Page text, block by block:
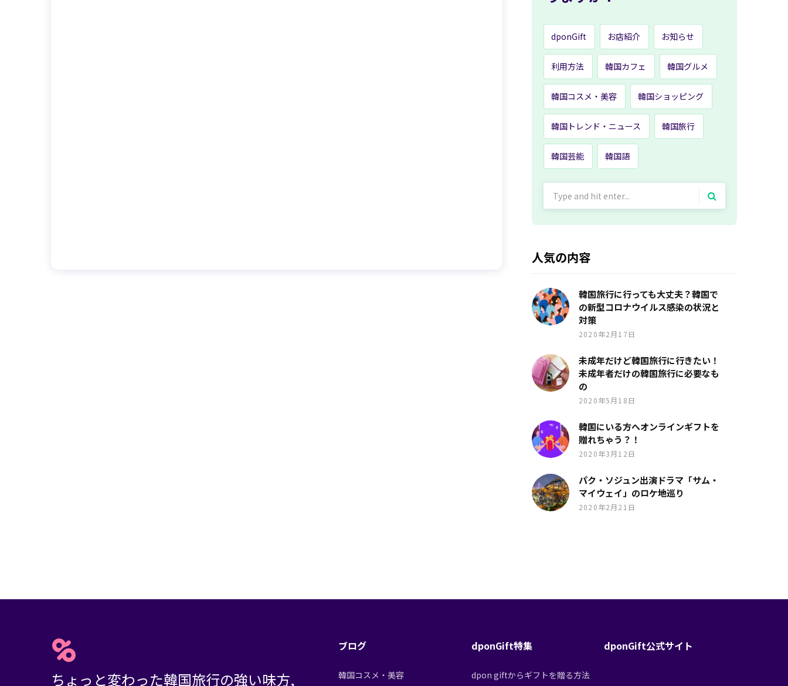
dponGift お店紹介 お知らせ
利用方法 韓国カフェ 韓国グルメ
韓国コスメ・美容 韓国ショッピング
韓国トレンド・ニュース 韓国旅行
韓国芸能 韓国語
人気の内容
韓国旅行に行っても大丈夫？韓国で
の新型コロナウイルス感染の状況と
対策
2020年2月17日
未成年だけど韓国旅行に行きたい！
未成年者だけの韓国旅行に必要なも
の
2020年5月18日
韓国にいる方へオンラインギフトを
贈れちゃう？！
2020年3月12日
パク・ソジュン出演ドラマ「サム・
マイウェイ」のロケ地巡り
2020年2月21日
ちょっと変わった韓国旅行の強い味方,
ブログ
韓国コスメ・美容
dponGift特集
dpon giftからギフトを贈る方法
dponGift公式サイト